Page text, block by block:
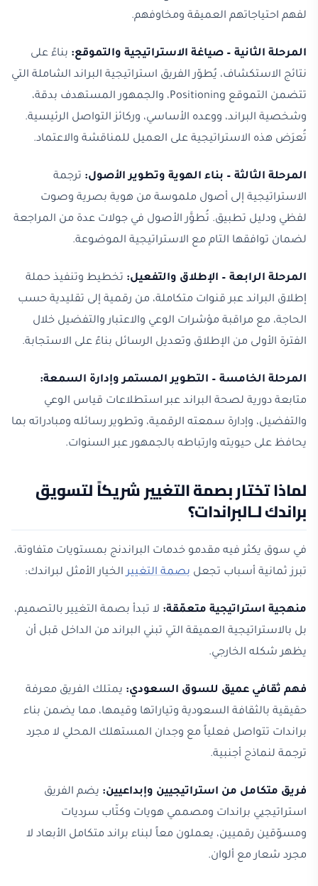
لفهم احتياجاتهم العميقة ومخاوفهم.
المرحلة الثانية – صياغة الاستراتيجية والتموقع: بناءً على
نتائج الاستكشاف، يُطوّر الفريق استراتيجية البراند الشاملة التي
تتضمن التموقع Positioning، والجمهور المستهدف بدقة،
وشخصية البراند، ووعده الأساسي، وركائز التواصل الرئيسية.
تُعرَض هذه الاستراتيجية على العميل للمناقشة والاعتماد.
المرحلة الثالثة – بناء الهوية وتطوير الأصول: ترجمة
الاستراتيجية إلى أصول ملموسة من هوية بصرية وصوت
لفظي ودليل تطبيق. تُطوَّر الأصول في جولات عدة من المراجعة
لضمان توافقها التام مع الاستراتيجية الموضوعة.
المرحلة الرابعة – الإطلاق والتفعيل: تخطيط وتنفيذ حملة
إطلاق البراند عبر قنوات متكاملة، من رقمية إلى تقليدية حسب
الحاجة، مع مراقبة مؤشرات الوعي والاعتبار والتفضيل خلال
الفترة الأولى من الإطلاق وتعديل الرسائل بناءً على الاستجابة.
المرحلة الخامسة – التطوير المستمر وإدارة السمعة:
متابعة دورية لصحة البراند عبر استطلاعات قياس الوعي
والتفضيل، وإدارة سمعته الرقمية، وتطوير رسائله ومبادراته بما
يحافظ على حيويته وارتباطه بالجمهور عبر السنوات.
لماذا تختار بصمة التغيير شريكاً لتسويق
براندك لـالبراندات؟
في سوق يكثر فيه مقدمو خدمات البراندنج بمستويات متفاوتة،
تبرز ثمانية أسباب تجعل بصمة التغيير الخيار الأمثل لبراندك:
منهجية استراتيجية متعمّقة: لا تبدأ بصمة التغيير بالتصميم،
بل بالاستراتيجية العميقة التي تبني البراند من الداخل قبل أن
يظهر شكله الخارجي.
فهم ثقافي عميق للسوق السعودي: يمتلك الفريق معرفة
حقيقية بالثقافة السعودية وتياراتها وقيمها، مما يضمن بناء
براندات تتواصل فعلياً مع وجدان المستهلك المحلي لا مجرد
ترجمة لنماذج أجنبية.
فريق متكامل من استراتيجيين وإبداعيين: يضم الفريق
استراتيجيي براندات ومصممي هويات وكتّاب سرديات
ومسوّقين رقميين، يعملون معاً لبناء براند متكامل الأبعاد لا
مجرد شعار مع ألوان.